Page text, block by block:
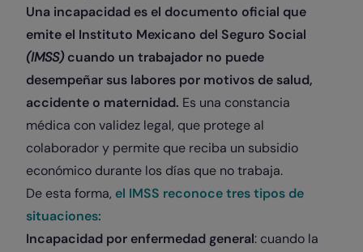
Una incapacidad es el documento oficial que
emite el Instituto Mexicano del Seguro Social
(IMSS)cuando un trabajador no puede
desempeñar sus labores por motivos de salud,
accidente o maternidad. Es una constancia
médica con validez legal, que protege al
colaborador y permite que reciba un subsidio
económico durante los días que no trabaja.
De esta forma, el IMSS reconoce tres tipos de
situaciones:
Incapacidad por enfermedad general: cuando la